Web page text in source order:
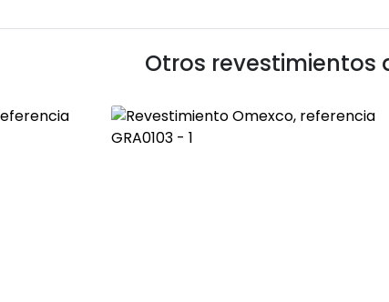
Otros revestimientos